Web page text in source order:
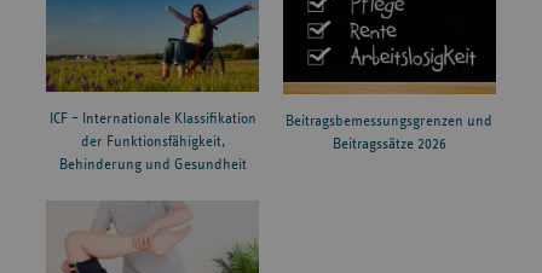
ICF – Internationale Klassifikation
der Funktionsfähigkeit,
Behinderung und Gesundheit
Beitragsbemessungsgrenzen und
Beitragssätze 2026